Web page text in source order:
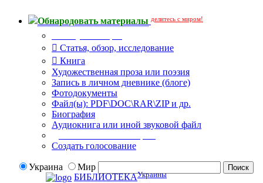
Обнародовать материалы делитесь с миром!
Статья, обзор, исследование
Книга
Художественная проза или поэзия
Запись в личном дневнике (блоге)
Фотодокументы
Файл(ы): PDF\DOC\RAR\ZIP и др.
Биография
Аудиокнига или иной звуковой файл
Создать голосование
Украина
Мир
БИБЛИОТЕКАУкраины